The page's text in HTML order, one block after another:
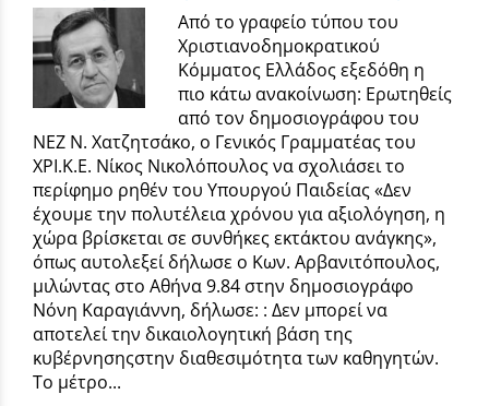
Από το γραφείο τύπου του
Χριστιανοδημοκρατικού
Κόμματος Ελλάδος εξεδόθη η
πιο κάτω ανακοίνωση: Ερωτηθείς
από τον δημοσιογράφου του
ΝΕΖ Ν. Χατζητσάκο, ο Γενικός Γραμματέας του
ΧΡΙ.Κ.Ε. Νίκος Νικολόπουλος να σχολιάσει το
περίφημο ρηθέν του Υπουργού Παιδείας «Δεν
έχουμε την πολυτέλεια χρόνου για αξιολόγηση, η
χώρα βρίσκεται σε συνθήκες εκτάκτου ανάγκης»,
όπως αυτολεξεί δήλωσε ο Κων. Αρβανιτόπουλος,
μιλώντας στο Αθήνα 9.84 στην δημοσιογράφο
Νόνη Καραγιάννη, δήλωσε: : Δεν μπορεί να
αποτελεί την δικαιολογητική βάση της
κυβέρνησηςστην διαθεσιμότητα των καθηγητών.
Το μέτρο...